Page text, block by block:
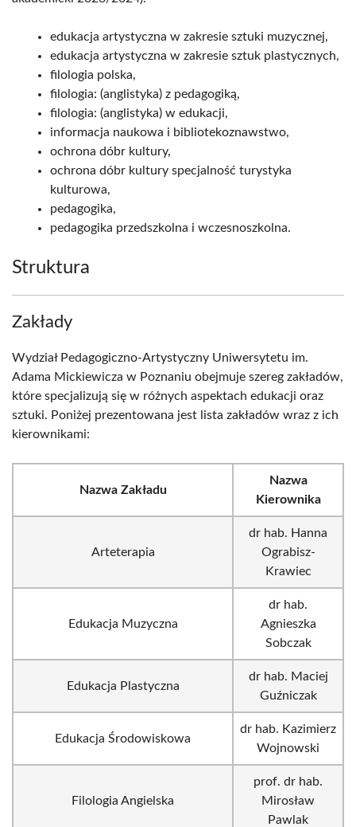
edukacja artystyczna w zakresie sztuki muzycznej,
edukacja artystyczna w zakresie sztuk plastycznych,
filologia polska,
filologia: (anglistyka) z pedagogiką,
filologia: (anglistyka) w edukacji,
informacja naukowa i bibliotekoznawstwo,
ochrona dóbr kultury,
ochrona dóbr kultury specjalność turystyka
kulturowa,
pedagogika,
pedagogika przedszkolna i wczesnoszkolna.
Struktura
Zakłady
Wydział Pedagogiczno-Artystyczny Uniwersytetu im.
Adama Mickiewicza w Poznaniu obejmuje szereg zakładów,
które specjalizują się w różnych aspektach edukacji oraz
sztuki. Poniżej prezentowana jest lista zakładów wraz z ich
kierownikami:
Nazwa Zakładu
Nazwa
Kierownika
Arteterapia
dr hab. Hanna
Ograbisz-
Krawiec
Edukacja Muzyczna
dr hab.
Agnieszka
Sobczak
Edukacja Plastyczna
dr hab. Maciej
Guźniczak
Edukacja Środowiskowa
dr hab. Kazimierz
Wojnowski
Filologia Angielska
prof. dr hab.
Mirosław
Pawlak